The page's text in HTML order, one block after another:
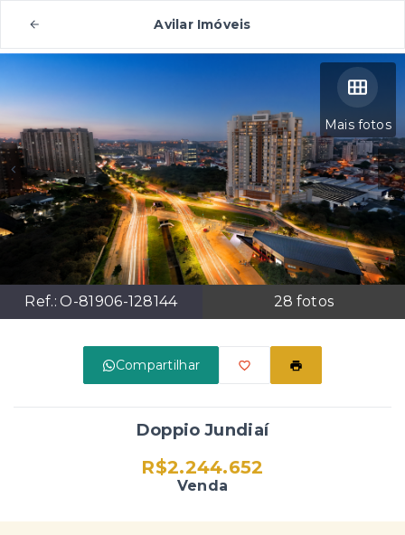
Avilar Imóveis
Mais fotos
Ref.:O-81906-128144 28 fotos
Compartilhar
Doppio Jundiaí
R$2.244.652
Venda